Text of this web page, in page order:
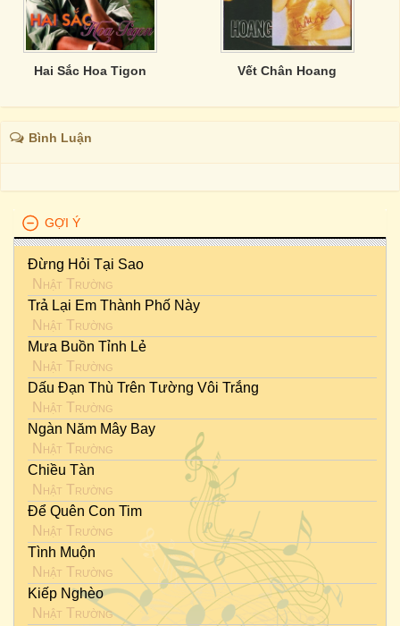
Hai Sắc Hoa Tigon Vết Chân Hoang
Bình Luận
GỢI Ý
Đừng Hỏi Tại Sao
Nhật Trường
Trả Lại Em Thành Phố Này
Nhật Trường
Mưa Buồn Tỉnh Lẻ
Nhật Trường
Dấu Đạn Thù Trên Tường Vôi Trắng
Nhật Trường
Ngàn Năm Mây Bay
Nhật Trường
Chiều Tàn
Nhật Trường
Để Quên Con Tim
Nhật Trường
Tình Muộn
Nhật Trường
Kiếp Nghèo
Nhật Trường